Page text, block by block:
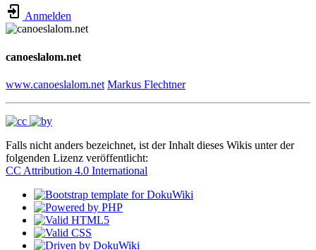
Anmelden
canoeslalom.net
www.canoeslalom.net Markus Flechtner
Falls nicht anders bezeichnet, ist der Inhalt dieses Wikis unter der
folgenden Lizenz veröffentlicht:
CC Attribution 4.0 International